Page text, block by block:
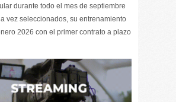
durante todo el mes de septiembre
vez seleccionados, su entrenamiento
2026 con el primer contrato a plazo